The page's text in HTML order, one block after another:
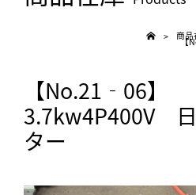
> 商品
【No.21‐06】
3.7kw4P400V
ター